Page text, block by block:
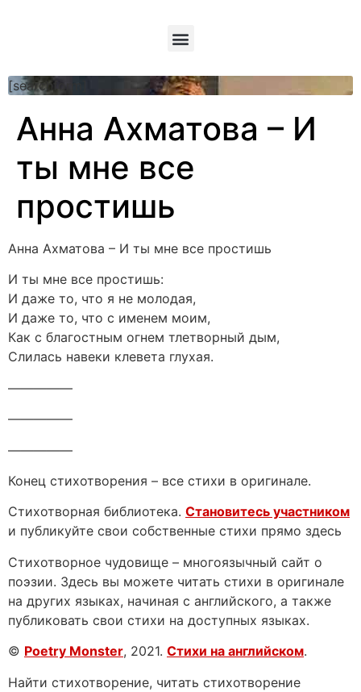
[searchform]
Анна Ахматова – И
ты мне все
простишь
Анна Ахматова – И ты мне все простишь
И ты мне все простишь:
И даже то, что я не молодая,
И даже то, что с именем моим,
Как с благостным огнем тлетворный дым,
Слилась навеки клевета глухая.
—————
—————
—————
Конец стихотворения – все стихи в оригинале.
Стихотворная библиотека. Становитесь участником
и публикуйте свои собственные стихи прямо здесь
Стихотворное чудовище – многоязычный сайт о
поэзии. Здесь вы можете читать стихи в оригинале
на других языках, начиная с английского, а также
публиковать свои стихи на доступных языках.
© Poetry Monster, 2021. Стихи на английском.
Найти стихотворение, читать стихотворение